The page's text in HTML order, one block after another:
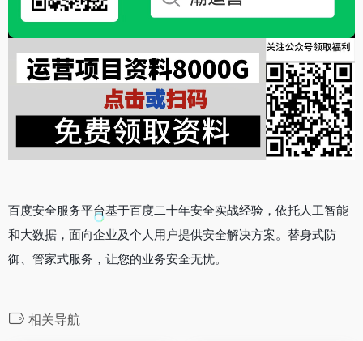
百度安全服务平台基于百度二十年安全实战经验，依托人工智能
和大数据，面向企业及个人用户提供安全解决方案。替身式防
御、管家式服务，让您的业务安全无忧。
相关导航